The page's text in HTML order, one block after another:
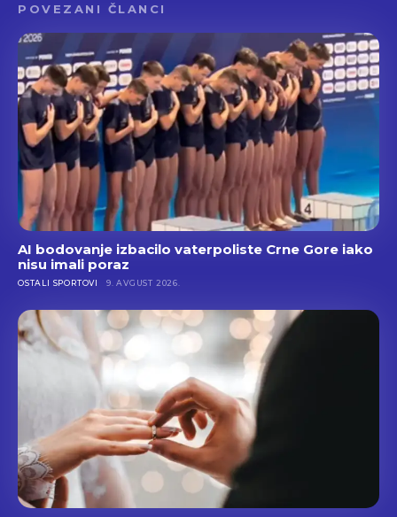
POVEZANI ČLANCI
AI bodovanje izbacilo vaterpoliste Crne Gore iako
nisu imali poraz
OSTALI SPORTOVI 9. AVGUST 2026.